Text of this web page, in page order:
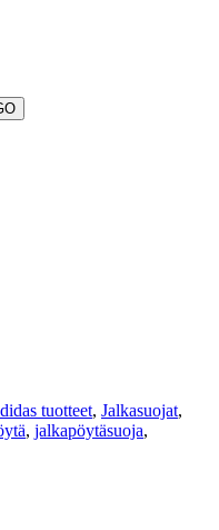
tuotteet, Jalkasuojat,
, jalkapöytäsuoja,